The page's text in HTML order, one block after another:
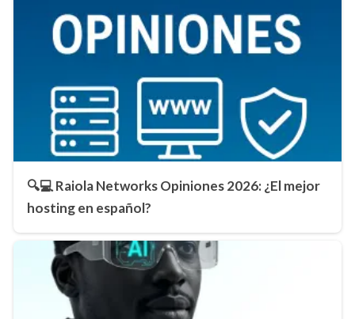
🔍💻 Raiola Networks Opiniones 2026: ¿El mejor
hosting en español?